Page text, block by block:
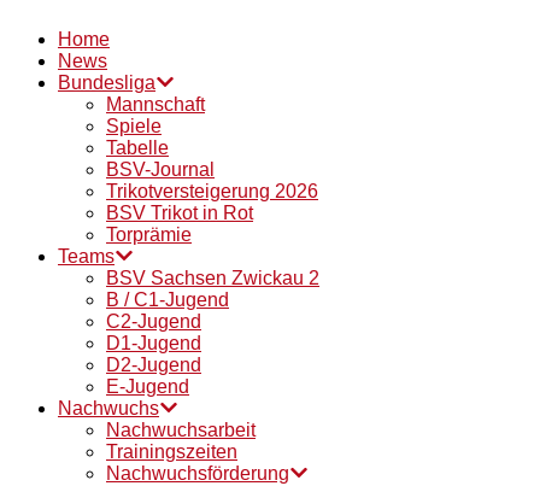
Home
News
Bundesliga
Mannschaft
Spiele
Tabelle
BSV-Journal
Trikotversteigerung 2026
BSV Trikot in Rot
Torprämie
Teams
BSV Sachsen Zwickau 2
B / C1-Jugend
C2-Jugend
D1-Jugend
D2-Jugend
E-Jugend
Nachwuchs
Nachwuchsarbeit
Trainingszeiten
Nachwuchsförderung